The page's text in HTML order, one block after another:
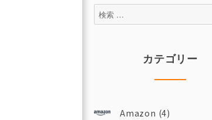
検
索:
カテゴリー
Amazon (4)